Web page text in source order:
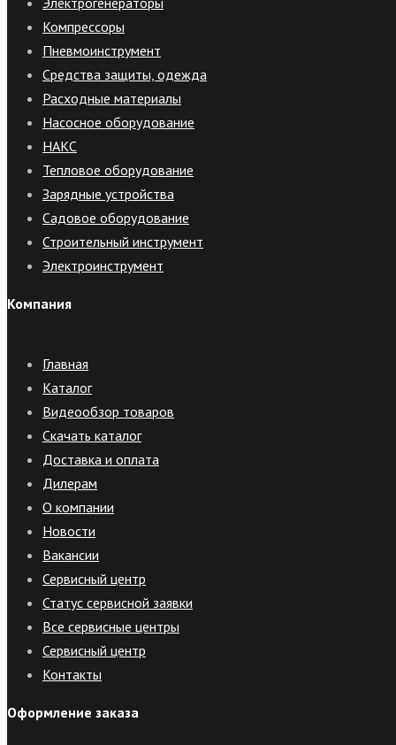
Компрессоры
Пневмоинструмент
Средства защиты, одежда
Расходные материалы
Насосное оборудование
НАКС
Тепловое оборудование
Зарядные устройства
Садовое оборудование
Строительный инструмент
Электроинструмент
Компания
Главная
Каталог
Видеообзор товаров
Скачать каталог
Доставка и оплата
Дилерам
О компании
Новости
Вакансии
Сервисный центр
Статус сервисной заявки
Все сервисные центры
Сервисный центр
Контакты
Оформление заказа